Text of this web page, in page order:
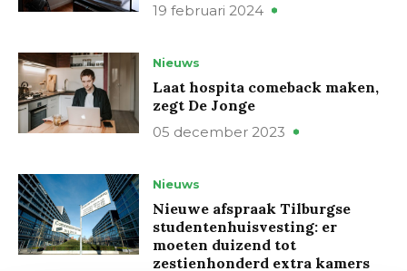
19 februari 2024
Nieuws
Laat hospita comeback maken,
zegt De Jonge
05 december 2023
Nieuws
Nieuwe afspraak Tilburgse
studentenhuisvesting: er
moeten duizend tot
zestienhonderd extra kamers